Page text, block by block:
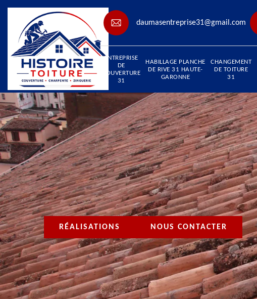
daumasentreprise31@gmail.com
ENTREPRISE
DE
COUVERTURE
31
HABILLAGE PLANCHE
DE RIVE 31 HAUTE-
GARONNE
CHANGEMENT
DE TOITURE
31
RÉALISATIONS NOUS CONTACTER